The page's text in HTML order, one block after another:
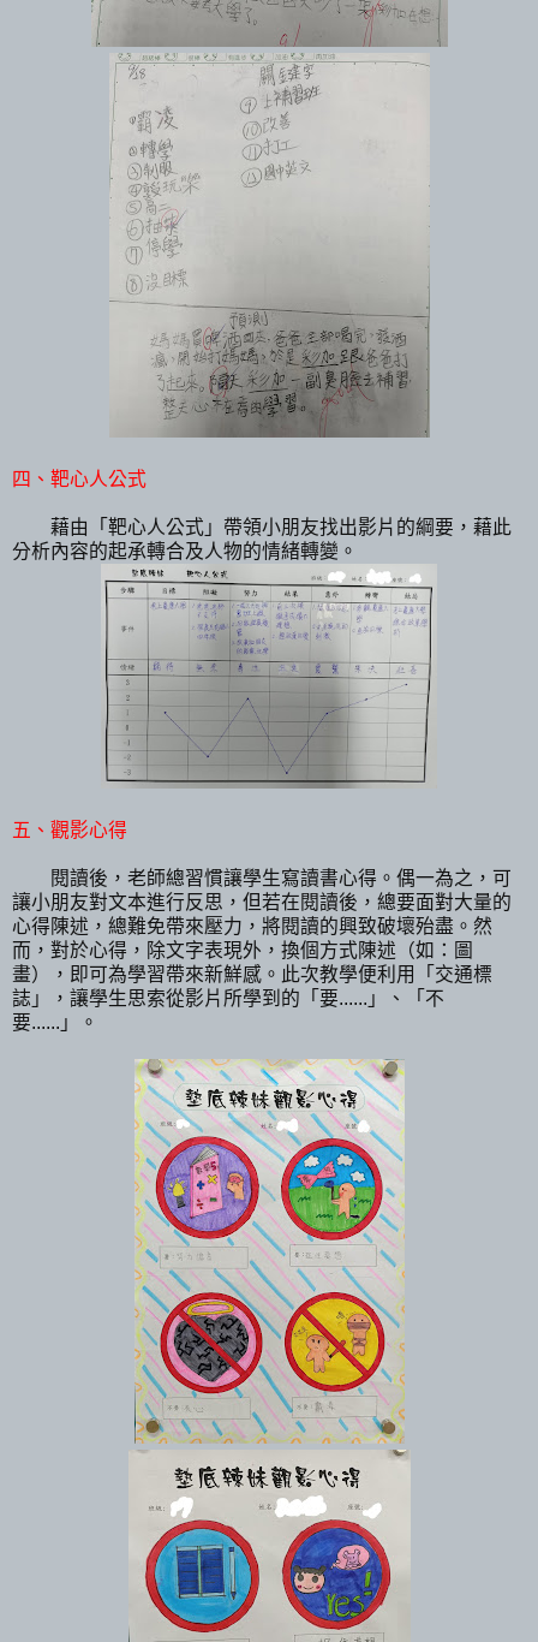
四、靶心人公式
藉由「靶心人公式」帶領小朋友找出影片的綱要，藉此
分析內容的起承轉合及人物的情緒轉變。
五、觀影心得
閱讀後，老師總習慣讓學生寫讀書心得。偶一為之，可
讓小朋友對文本進行反思，但若在閱讀後，總要面對大量的
心得陳述，總難免帶來壓力，將閱讀的興致破壞殆盡。然
而，對於心得，除文字表現外，換個方式陳述（如：圖
畫），即可為學習帶來新鮮感。此次教學便利用「交通標
誌」，讓學生思索從影片所學到的「要......」、「不
要......」。